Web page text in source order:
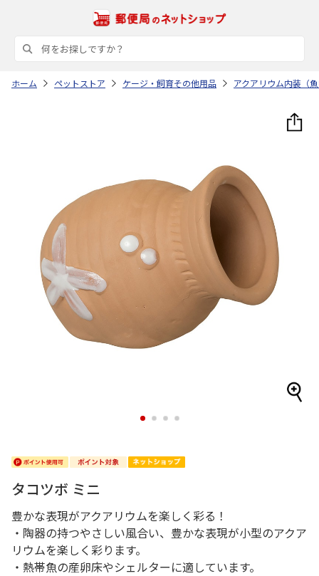
ホーム ペットストア ケージ・飼育その他用品 アクアリウム内装（
1 2 3 4
タコツボ ミニ
豊かな表現がアクアリウムを楽しく彩る！
・陶器の持つやさしい風合い、豊かな表現が小型のアクア
リウムを楽しく彩ります。
・熱帯魚の産卵床やシェルターに適しています。